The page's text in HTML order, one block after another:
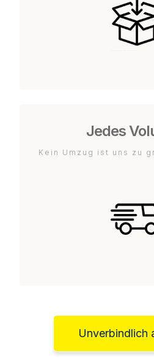
Jedes
Kein Umzug ist uns zu
Unverbindlich